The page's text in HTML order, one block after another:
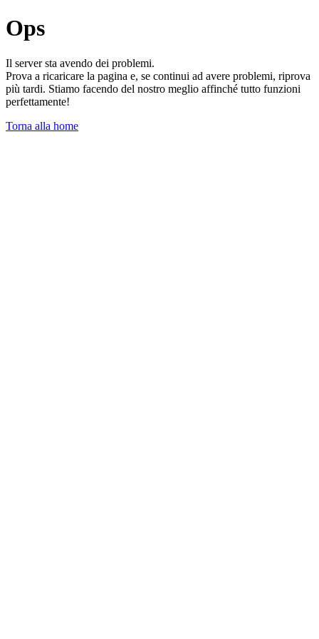
Ops
Il server sta avendo dei problemi.
Prova a ricaricare la pagina e, se continui ad avere problemi, riprova
più tardi. Stiamo facendo del nostro meglio affinché tutto funzioni
perfettamente!
Torna alla home